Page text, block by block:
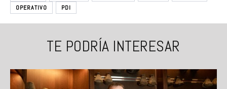
OPERATIVO
PDI
TE PODRÍA INTERESAR